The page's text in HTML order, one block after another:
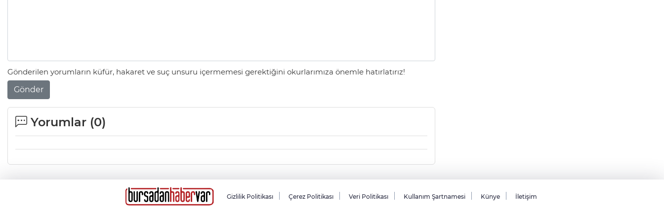
Gönderilen yorumların küfür, hakaret ve suç unsuru içermemesi gerektiğini okurlarımıza önemle hatırlatırız!
Gönder
Yorumlar (0)
Gizlilik Politikası Çerez Politikası Veri Politikası Kullanım Şartnamesi Künye İletişim